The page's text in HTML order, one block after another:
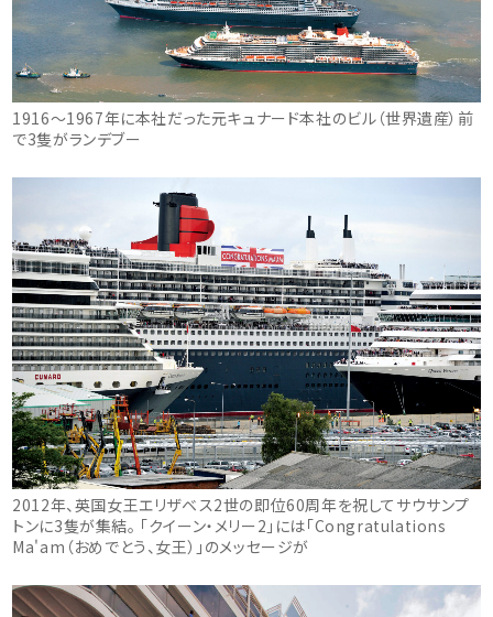
1916～1967年に本社だった元キュナード本社のビル（世界遺産）前
で3隻がランデブー
2012年、英国女王エリザベス2世の即位60周年を祝してサウサンプ
トンに3隻が集結。 「クイーン・メリー2」には「Congratulations
Ma'am（おめでとう、女王）」のメッセージが